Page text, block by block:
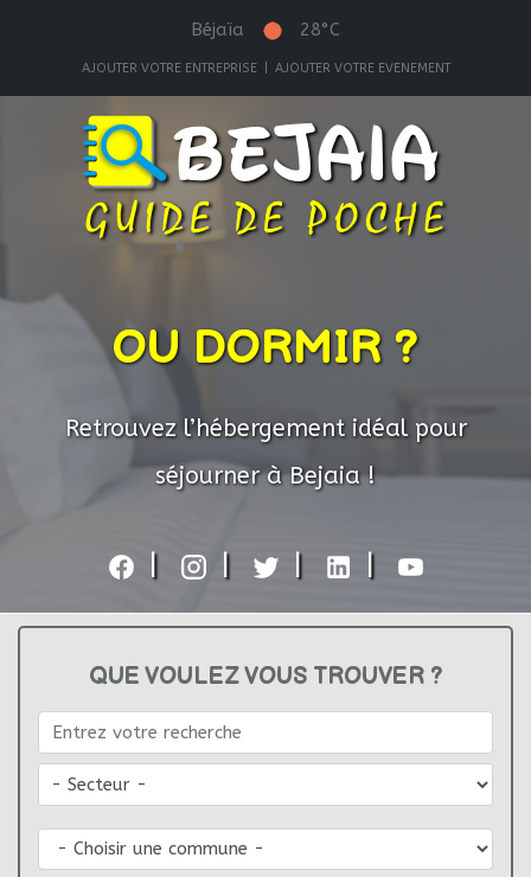
Béjaïa 28°C
AJOUTER VOTRE ENTREPRISE| AJOUTER VOTRE EVENEMENT
OU DORMIR ?
Retrouvez l’hébergement idéal pour
séjourner à Bejaia !
| | | |
QUE VOULEZ VOUS TROUVER ?